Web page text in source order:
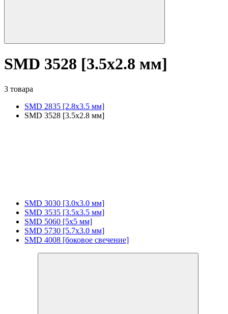
SMD 3528 [3.5х2.8 мм]
3 товара
SMD 2835 [2.8x3.5 мм]
SMD 3528 [3.5х2.8 мм]
SMD 3030 [3.0x3.0 мм]
SMD 3535 [3.5x3.5 мм]
SMD 5060 [5x5 мм]
SMD 5730 [5.7х3.0 мм]
SMD 4008 [боковое свечение]